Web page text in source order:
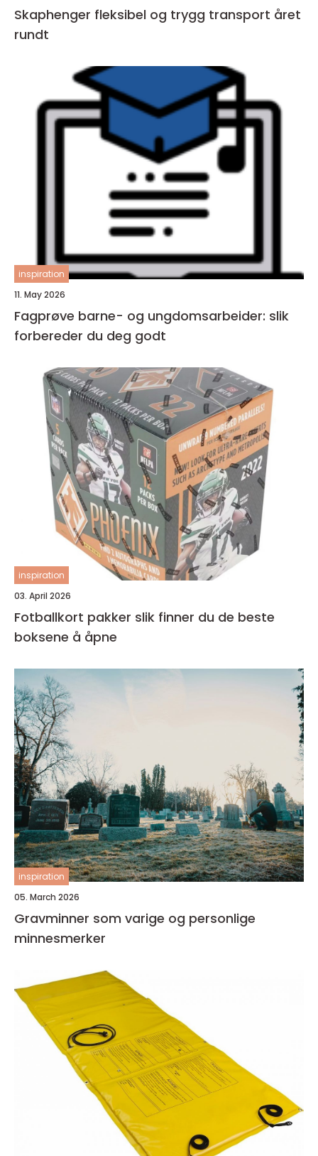
Skaphenger fleksibel og trygg transport året
rundt
inspiration
11. May 2026
Fagprøve barne- og ungdomsarbeider: slik
forbereder du deg godt
inspiration
03. April 2026
Fotballkort pakker slik finner du de beste
boksene å åpne
inspiration
05. March 2026
Gravminner som varige og personlige
minnesmerker